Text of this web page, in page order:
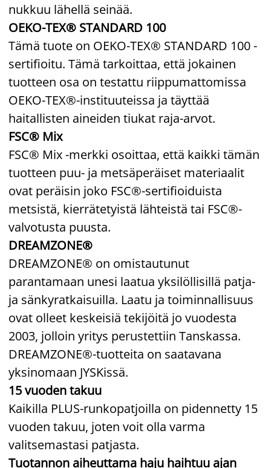
nukkuu lähellä seinää.
OEKO-TEX® STANDARD 100
Tämä tuote on OEKO-TEX® STANDARD 100 -
sertifioitu. Tämä tarkoittaa, että jokainen
tuotteen osa on testattu riippumattomissa
OEKO-TEX®-instituuteissa ja täyttää
haitallisten aineiden tiukat raja-arvot.
FSC® Mix
FSC® Mix -merkki osoittaa, että kaikki tämän
tuotteen puu- ja metsäperäiset materiaalit
ovat peräisin joko FSC®-sertifioiduista
metsistä, kierrätetyistä lähteistä tai FSC®-
valvotusta puusta.
DREAMZONE®
DREAMZONE® on omistautunut
parantamaan unesi laatua yksilöllisillä patja-
ja sänkyratkaisuilla. Laatu ja toiminnallisuus
ovat olleet keskeisiä tekijöitä jo vuodesta
2003, jolloin yritys perustettiin Tanskassa.
DREAMZONE®-tuotteita on saatavana
yksinomaan JYSKissä.
15 vuoden takuu
Kaikilla PLUS-runkopatjoilla on pidennetty 15
vuoden takuu, joten voit olla varma
valitsemastasi patjasta.
Tuotannon aiheuttama haju haihtuu ajan